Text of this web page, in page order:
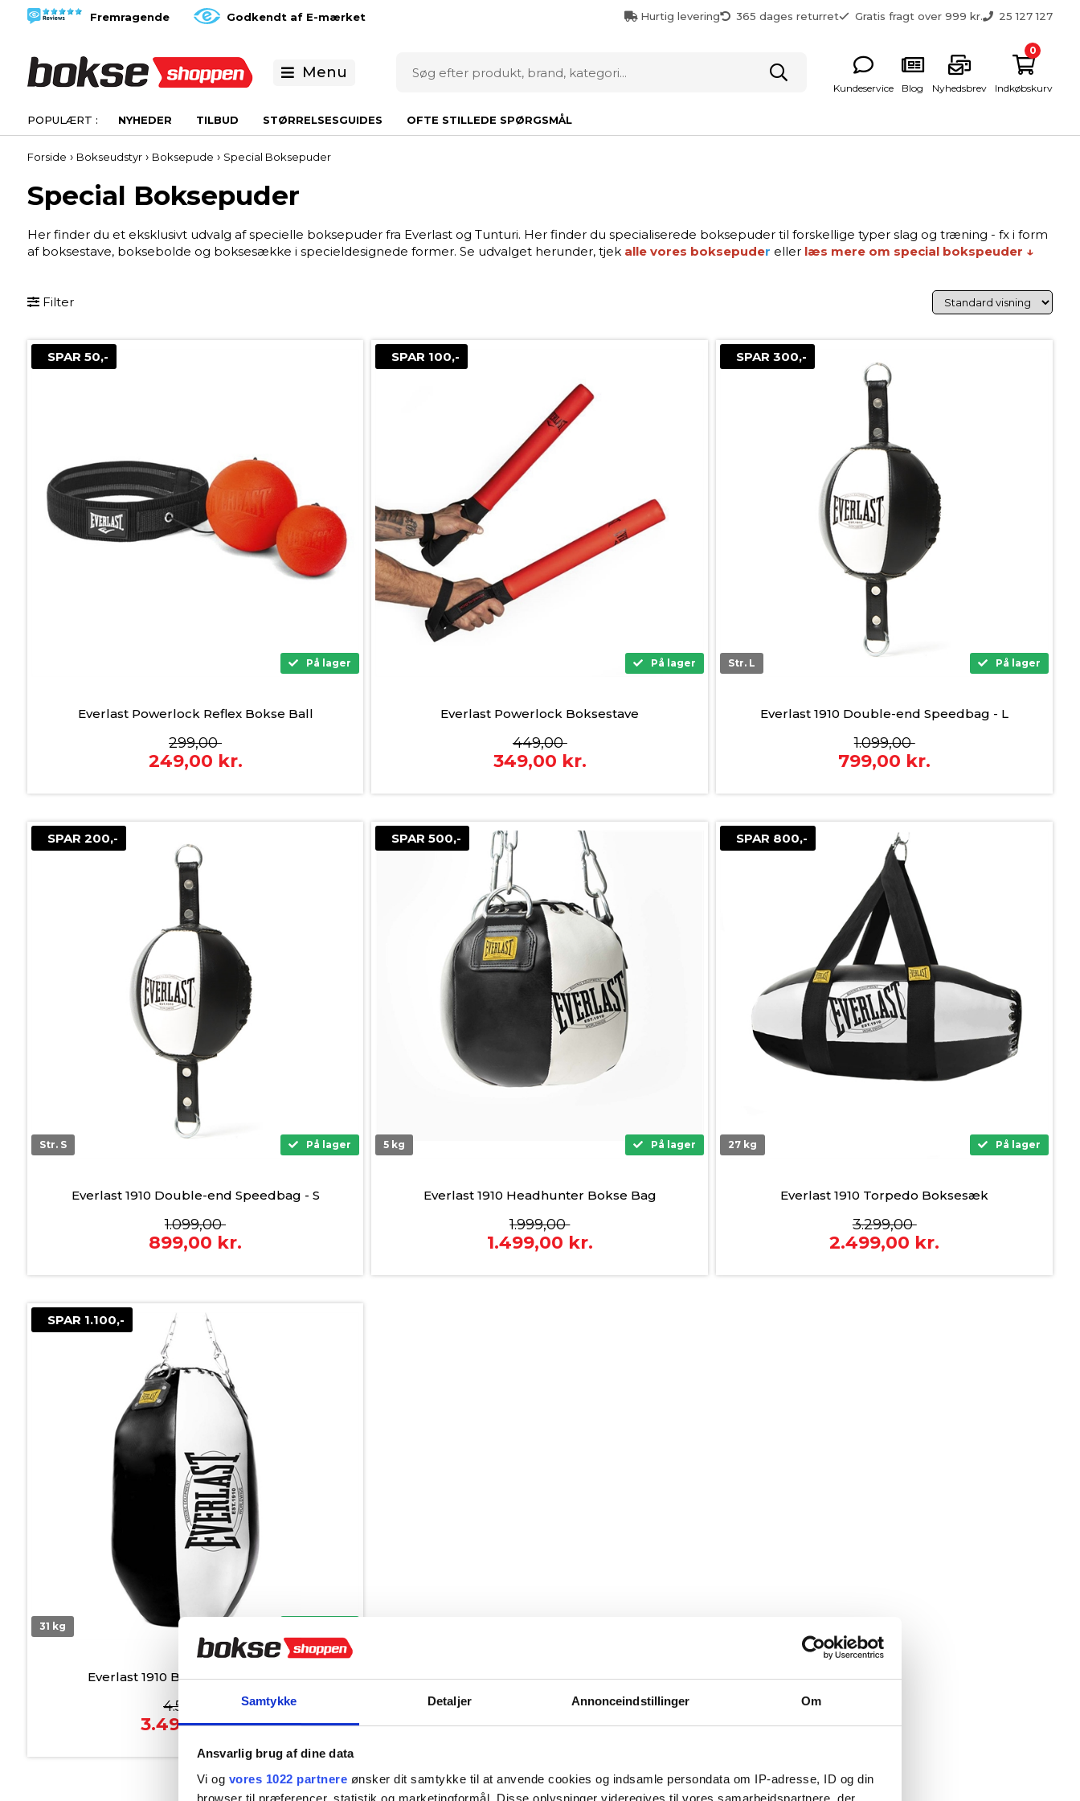
Samtykke Detaljer Annonceindstillinger Om
Ansvarlig brug af dine data
Vi og vores 1022 partnere ønsker dit samtykke til at anvende cookies og indsamle persondata om IP-adresse, ID og din
browser til præferencer, statistik og marketingformål. Disse oplysninger videregives til vores samarbejdspartnere, der
Hurtig levering 365 dages returret Gratis fragt over 999 kr. 25 127 127
Fremragende Godkendt af E-mærket
Menu
Kundeservice Blog Nyhedsbrev Indkøbskurv
0
NYHEDER TILBUD STØRRELSESGUIDES OFTE STILLEDE SPØRGSMÅL
Forside › Bokseudstyr› Boksepude › Special Boksepuder
Special Boksepuder
Her finder du et eksklusivt udvalg af specielle boksepuder fra Everlast og Tunturi. Her finder du specialiserede boksepuder til forskellige typer slag og træning - fx i form
af boksestave, boksebolde og boksesække i specieldesignede former. Se udvalget herunder, tjek alle vores boksepuder eller læs mere om special bokspeuder ↓
Filter
SPAR 50,-
På lager
Everlast Powerlock Reflex Bokse Ball
299,00
249,00 kr.
SPAR 100,-
På lager
Everlast Powerlock Boksestave
449,00
349,00 kr.
SPAR 300,-
Str. L På lager
Everlast 1910 Double-end Speedbag - L
1.099,00
799,00 kr.
SPAR 200,-
Str. S På lager
Everlast 1910 Double-end Speedbag - S
1.099,00
899,00 kr.
SPAR 500,-
5 kg På lager
Everlast 1910 Headhunter Bokse Bag
1.999,00
1.499,00 kr.
SPAR 800,-
27 kg På lager
Everlast 1910 Torpedo Boksesæk
3.299,00
2.499,00 kr.
SPAR 1.100,-
31 kg
Everlast 1910 Bodyshot Bokse Bag
4.599,00
3.499,00kr.